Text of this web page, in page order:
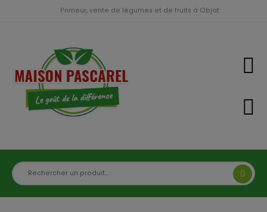
Primeur, vente de légumes et de fruits à Objat